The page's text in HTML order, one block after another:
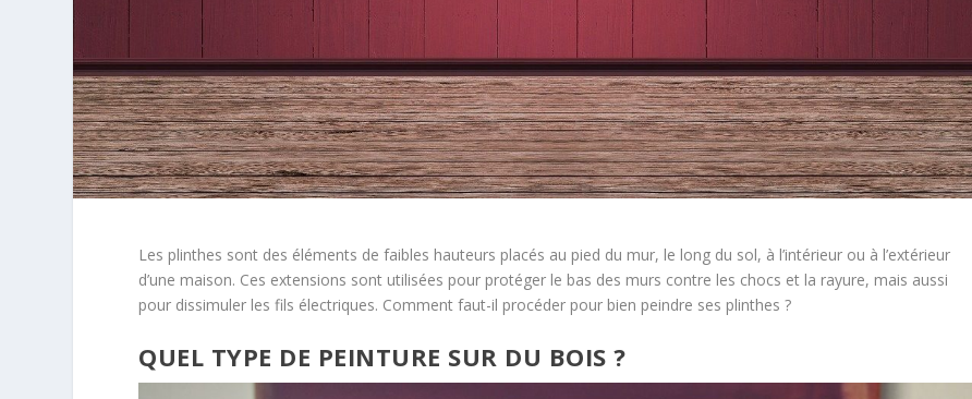
Les plinthes sont des éléments de faibles hauteurs placés au pied du mur, le long du sol, à l’intérieur ou à l’extérieur
d’une maison. Ces extensions sont utilisées pour protéger le bas des murs contre les chocs et la rayure, mais aussi
pour dissimuler les fils électriques. Comment faut-il procéder pour bien peindre ses plinthes ?
QUEL TYPE DE PEINTURE SUR DU BOIS ?